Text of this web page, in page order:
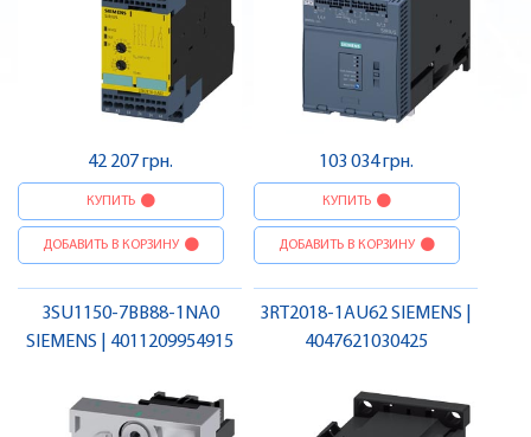
42 207 грн.
КУПИТЬ
ДОБАВИТЬ В КОРЗИНУ
103 034 грн.
КУПИТЬ
ДОБАВИТЬ В КОРЗИНУ
3SU1150-7BB88-1NA0
SIEMENS | 4011209954915
3RT2018-1AU62 SIEMENS |
4047621030425